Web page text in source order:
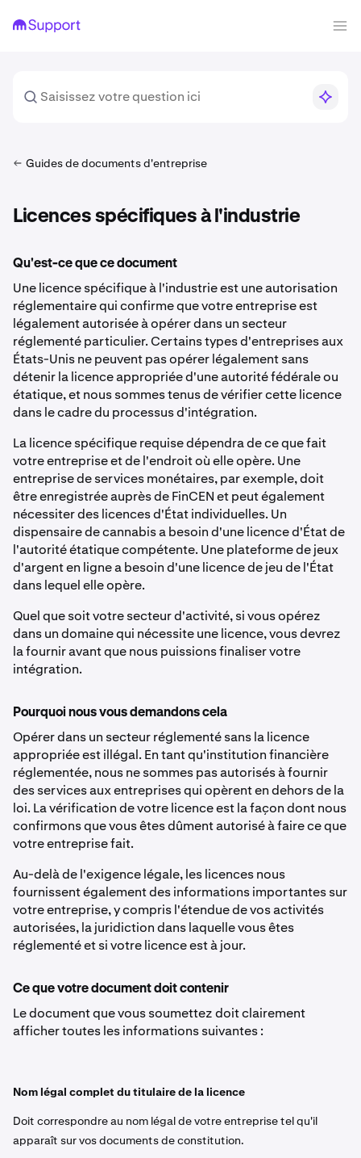
Guides de documents d'entreprise
Licences spécifiques à l'industrie
Qu'est-ce que ce document
Une licence spécifique à l'industrie est une autorisation
réglementaire qui confirme que votre entreprise est
légalement autorisée à opérer dans un secteur
réglementé particulier. Certains types d'entreprises aux
États-Unis ne peuvent pas opérer légalement sans
détenir la licence appropriée d'une autorité fédérale ou
étatique, et nous sommes tenus de vérifier cette licence
dans le cadre du processus d'intégration.
La licence spécifique requise dépendra de ce que fait
votre entreprise et de l'endroit où elle opère. Une
entreprise de services monétaires, par exemple, doit
être enregistrée auprès de FinCEN et peut également
nécessiter des licences d'État individuelles. Un
dispensaire de cannabis a besoin d'une licence d'État de
l'autorité étatique compétente. Une plateforme de jeux
d'argent en ligne a besoin d'une licence de jeu de l'État
dans lequel elle opère.
Quel que soit votre secteur d'activité, si vous opérez
dans un domaine qui nécessite une licence, vous devrez
la fournir avant que nous puissions finaliser votre
intégration.
Pourquoi nous vous demandons cela
Opérer dans un secteur réglementé sans la licence
appropriée est illégal. En tant qu'institution financière
réglementée, nous ne sommes pas autorisés à fournir
des services aux entreprises qui opèrent en dehors de la
loi. La vérification de votre licence est la façon dont nous
confirmons que vous êtes dûment autorisé à faire ce que
votre entreprise fait.
Au-delà de l'exigence légale, les licences nous
fournissent également des informations importantes sur
votre entreprise, y compris l'étendue de vos activités
autorisées, la juridiction dans laquelle vous êtes
réglementé et si votre licence est à jour.
Ce que votre document doit contenir
Le document que vous soumettez doit clairement
afficher toutes les informations suivantes :
Nom légal complet du titulaire de la licence
Doit correspondre au nom légal de votre entreprise tel qu'il
apparaît sur vos documents de constitution.